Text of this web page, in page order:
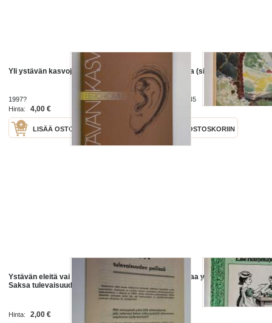
Yli ystävän kasvojen
1997?
Hinta:
4,00 €
LISÄÄ OSTOSKORIIN
Ystävän lauluja (signeerattu)
Kuva ja sana 1945
Hinta:
LISÄÄ OSTOSKORIIN
Ystävän eleitä vai uhkauksia? -
Saksa tulevaisuuden peilissä
Hinta: 2,00 €
Pikku Karhu saa ystävän
Hinta:
8,50 €